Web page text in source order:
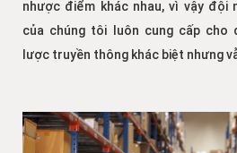
nhược điểm khác nhau, vì vậy đội
của chúng tôi luôn cung cấp cho
lược truyền thông khác biệt nhưng